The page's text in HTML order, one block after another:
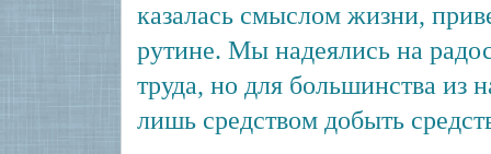
казалась смыслом жизни,
рутине. Мы надеялись на
труда, но для большинства из
лишь средством добыть